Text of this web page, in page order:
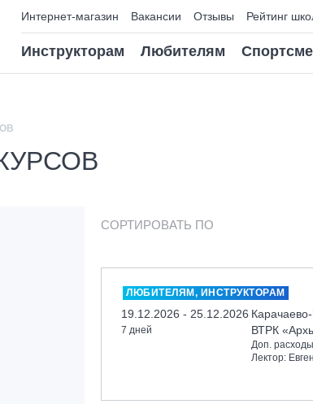
Интернет-магазин Вакансии Отзывы Рейтинг
Инструкторам Любителям
СОРТИРОВАТЬ ПО
ЛЮБИТЕЛЯМ, ИНСТРУКТОРАМ
19.12.2026 - 25.12.2026
7 дней
Карачаево-
ВТРК
Доп. расходы
Лектор: